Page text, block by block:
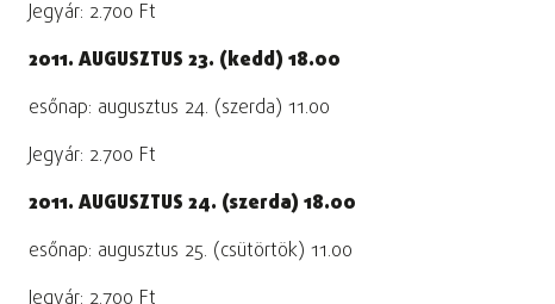
Jegyár: 2.700 Ft
2011. AUGUSZTUS 23. (kedd) 18.00
esőnap: augusztus 24. (szerda) 11.00
Jegyár: 2.700 Ft
2011. AUGUSZTUS 24. (szerda) 18.00
esőnap: augusztus 25. (csütörtök) 11.00